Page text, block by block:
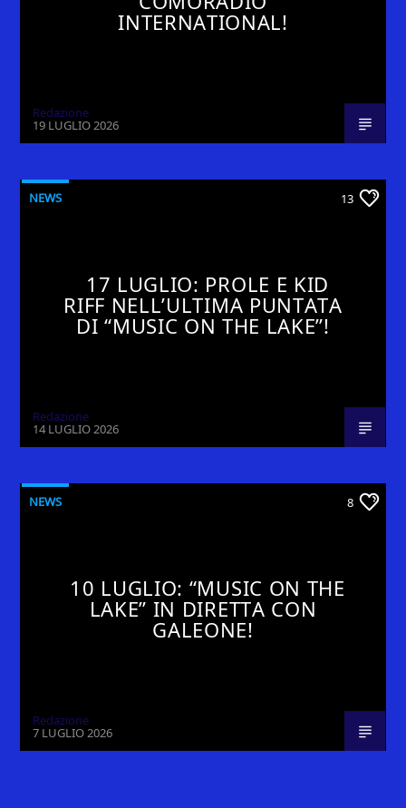
INTERNATIONAL!
Redazione
19 LUGLIO 2026
NEWS 13
17 LUGLIO: PROLE E KID
RIFF NELL’ULTIMA PUNTATA
DI “MUSIC ON THE LAKE”!
Redazione
14 LUGLIO 2026
NEWS 8
10 LUGLIO: “MUSIC ON THE
LAKE” IN DIRETTA CON
GALEONE!
Redazione
7 LUGLIO 2026